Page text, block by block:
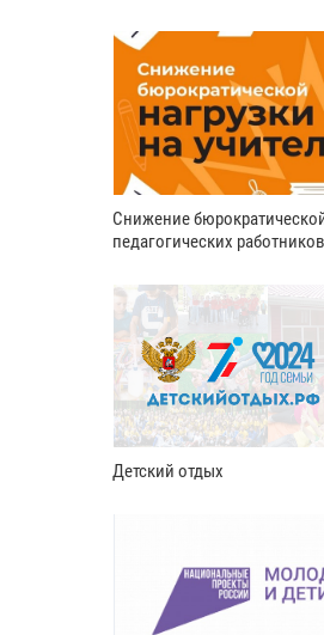
Снижение
педагогических работников
Детский отдых